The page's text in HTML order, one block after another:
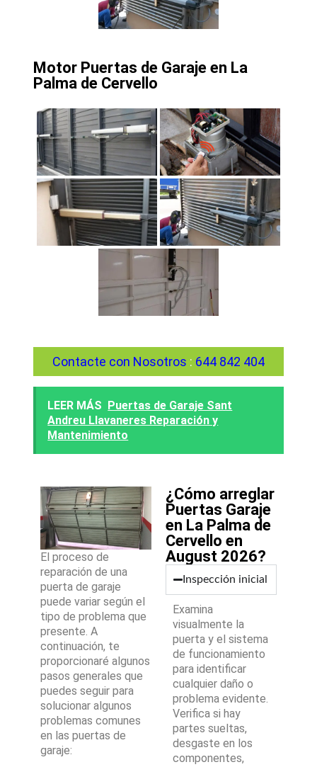
Motor Puertas de Garaje en La
Palma de Cervello
Contacte con Nosotros : 644 842 404
LEER MÁS
Puertas de Garaje Sant
Andreu Llavaneres Reparación y
Mantenimiento
El proceso de
reparación de una
puerta de garaje
puede variar según el
tipo de problema que
presente. A
continuación, te
proporcionaré algunos
pasos generales que
puedes seguir para
solucionar algunos
problemas comunes
en las puertas de
garaje:
¿Cómo arreglar
Puertas Garaje
en La Palma de
Cervello en
August 2026?
Inspección inicial
Examina
visualmente la
puerta y el sistema
de funcionamiento
para identificar
cualquier daño o
problema evidente.
Verifica si hay
partes sueltas,
desgaste en los
componentes,